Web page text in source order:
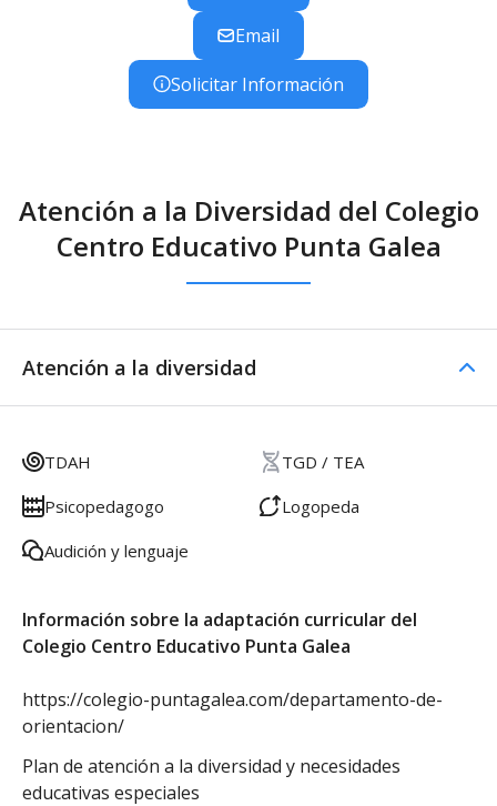
Email
Solicitar Información
Atención a la Diversidad del Colegio
Centro Educativo Punta Galea
Atención a la diversidad
TDAH
TGD / TEA
Psicopedagogo
Logopeda
Audición y lenguaje
Información sobre la adaptación curricular del
Colegio Centro Educativo Punta Galea
https://colegio-puntagalea.com/departamento-de-
orientacion/
Plan de atención a la diversidad y necesidades
educativas especiales